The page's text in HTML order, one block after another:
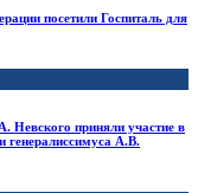
посетили Госпиталь для
Невского приняли участие в
генералиссимуса А.В.